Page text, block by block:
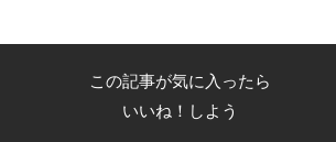
この記事が気に入ったら
いいね！しよう